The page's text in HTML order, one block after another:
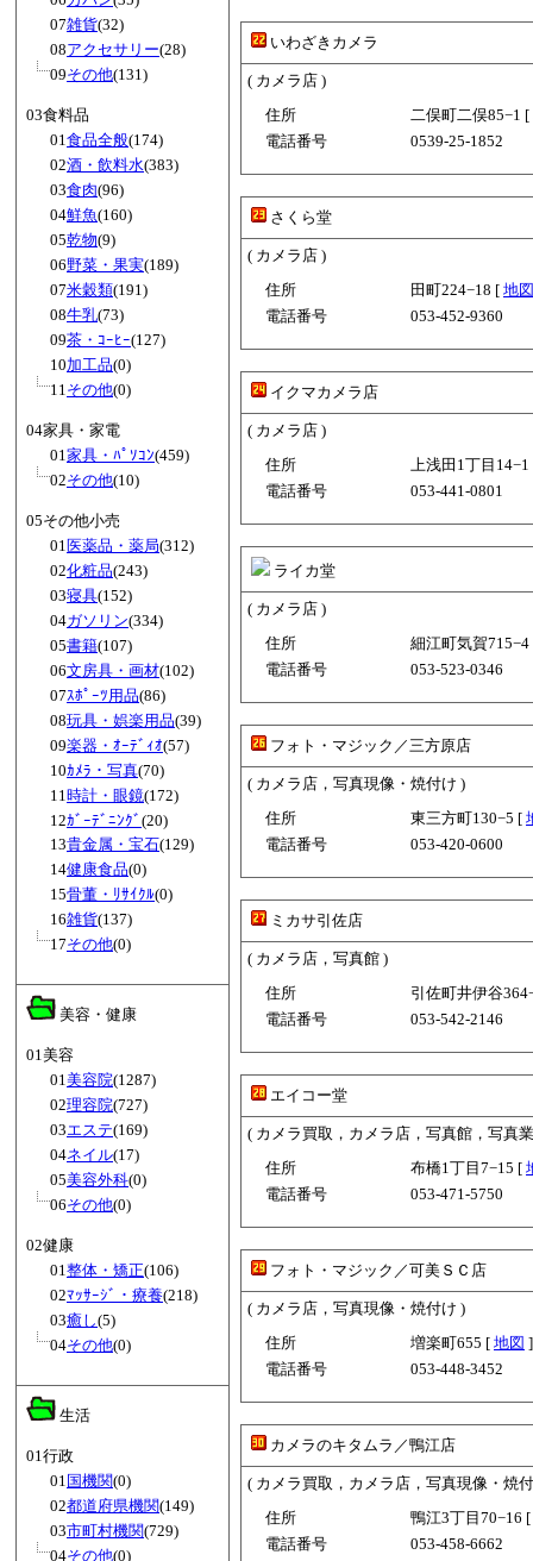
07雑貨(32)
08アクセサリー(28)
09その他(131)
03食料品
01 食品全般(174)
02酒・飲料水(383)
03食肉(96)
04鮮魚(160)
05乾物(9)
06野菜・果実(189)
07米穀類(191)
08牛乳(73)
09茶・ｺｰﾋｰ(127)
10加工品(0)
11 その他(0)
04家具・家電
01 家具・ﾊﾟｿｺﾝ(459)
02その他(10)
05その他小売
01 医薬品・薬局(312)
02化粧品(243)
03寝具(152)
04ガソリン(334)
05書籍(107)
06文房具・画材(102)
07ｽﾎﾟｰﾂ用品(86)
08玩具・娯楽用品(39)
09楽器・ｵｰﾃﾞｨｵ(57)
10ｶﾒﾗ・写真(70)
11 時計・眼鏡(172)
12ｶﾞｰﾃﾞﾆﾝｸﾞ (20)
13貴金属・宝石(129)
14健康食品(0)
15骨董・ﾘｻｲｸﾙ(0)
16雑貨(137)
17その他(0)
美容・健康
01美容
01 美容院(1287)
02理容院(727)
03エステ(169)
04ネイル(17)
05美容外科(0)
06その他(0)
02健康
01 整体・矯正(106)
02ﾏｯｻｰｼﾞ・療養(218)
03癒し(5)
04その他(0)
生活
01行政
01 国機関(0)
02都道府県機関(149)
03市町村機関(729)
04その他(0)
いわざきカメラ
( カメラ店 )
住所
二俣町二俣85−1 [
電話番号
0539-25-1852
さくら堂
( カメラ店 )
住所
田町224−18 [ 地図
電話番号
053-452-9360
イクマカメラ店
( カメラ店 )
住所
上浅田1丁目
電話番号
053-441-0801
ライカ堂
( カメラ店 )
住所
細江町気賀
電話番号
053-523-0346
フォト・マジック／三方原店
( カメラ店，写真現像・焼付け )
住所
東三方町130−5 [
電話番号
053-420-0600
ミカサ引佐店
( カメラ店，写真館 )
住所
引佐町井伊谷
電話番号
053-542-2146
エイコー堂
( カメラ買取，カメラ店，写真館，写真
住所
布橋1丁目7−15 [
電話番号
053-471-5750
フォト・マジック／可美ＳＣ店
( カメラ店，写真現像・焼付け )
住所
増楽町655 [ 地図 ]
電話番号
053-448-3452
カメラのキタムラ／鴨江店
( カメラ買取，カメラ店，写真現像・焼
住所
鴨江3丁目70−16 [
電話番号
053-458-6662